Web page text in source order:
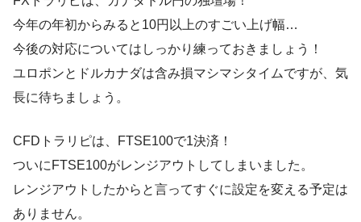
今年の年初からみると10円以上のすごい上げ幅…
今後の対応についてはしっかり練っておきましょう！
ユロポンとドルカナダは含み損マシマシタイムですが、気
長に待ちましょう。
CFDトラリピは、FTSE100で1決済！
ついにFTSE100がレンジアウトしてしまいました。
レンジアウトしたからと言ってすぐに設定を変える予定は
ありません。